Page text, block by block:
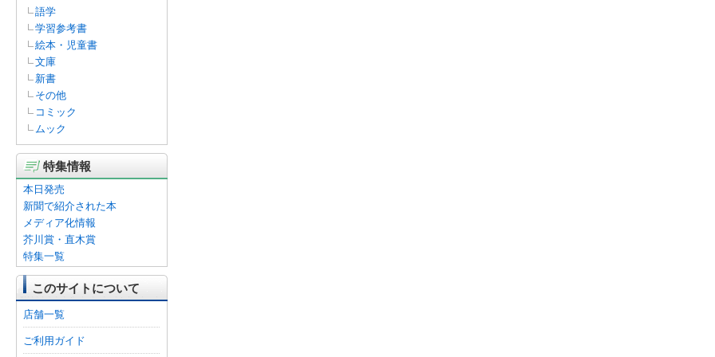
語学
学習参考書
絵本・児童書
文庫
新書
その他
コミック
ムック
特集情報
本日発売
新聞で紹介された本
メディア化情報
芥川賞・直木賞
特集一覧
このサイトについて
店舗一覧
ご利用ガイド